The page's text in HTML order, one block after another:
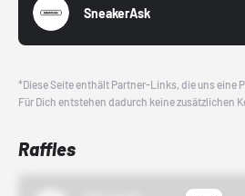
SneakerAsk
*Diese Seite enthält Partner-Links, die uns eine
Für Dich entstehen dadurch keine zusätzlichen
Raffles